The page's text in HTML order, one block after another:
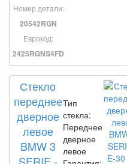
Номер детали:
20542RGN
Еврокод:
2425RGNS4FD
Стекло
переднее
дверное
левое
BMW 3
SERIE -
Тип
стекла:
Переднее
дверное
левое